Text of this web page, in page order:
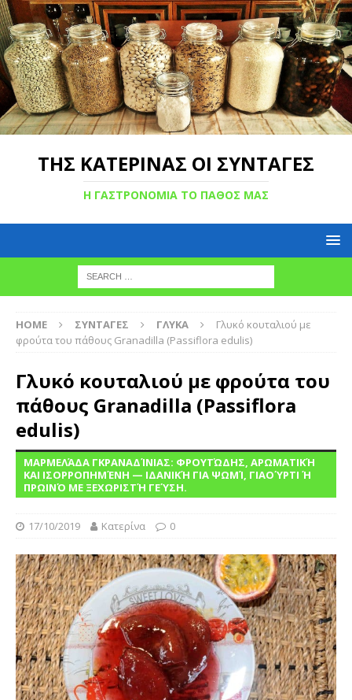
ΤΗΣ ΚΑΤΕΡΙΝΑΣ ΟΙ ΣΥΝΤΑΓΕΣ
Η ΓΑΣΤΡΟΝΟΜΙΑ ΤΟ ΠΑΘΟΣ ΜΑΣ
HOME ΣΥΝΤΑΓΕΣ ΓΛΥΚΑ
Γλυκό κουταλιού με
φρούτα του πάθους Granadilla (Passiflora edulis)
Γλυκό κουταλιού με φρούτα του
πάθους Granadilla (Passiflora
edulis)
ΜΑΡΜΕΛΆΔΑ ΓΚΡΑΝΑΔΊΝΙΑΣ: ΦΡΟΥΤΏΔΗΣ, ΑΡΩΜΑΤΙΚΉ
ΚΑΙ ΙΣΟΡΡΟΠΗΜΈΝΗ — ΙΔΑΝΙΚΉ ΓΙΑ ΨΩΜΊ, ΓΙΑΟΎΡΤΙ Ή
ΠΡΩΙΝΌ ΜΕ ΞΕΧΩΡΙΣΤΉ ΓΕΎΣΗ.
17/10/2019 Κατερίνα 0